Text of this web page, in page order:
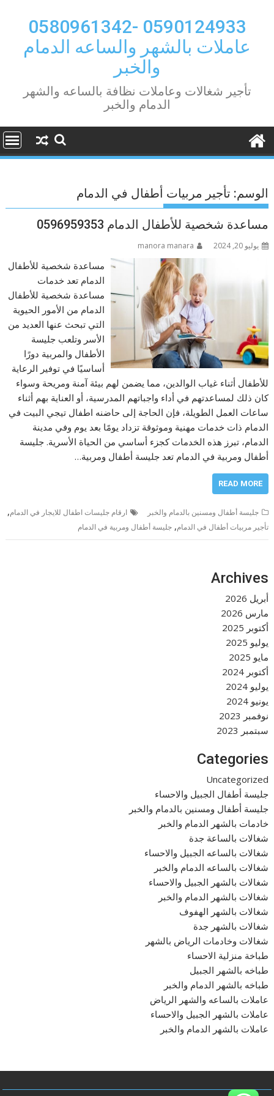
content
0590124933 -0580961342
عاملات بالشهر والساعه الدمام
والخبر
تأجير شغالات وعاملات نظافة بالساعه والشهر
الدمام والخبر
الوسم: تأجير مربيات أطفال في الدمام
مساعدة شخصية للأطفال الدمام 0596959353
يوليو 20, 2024 manora manara
مساعدة شخصية للأطفال
الدمام تعد خدمات
مساعدة شخصية للأطفال
الدمام من الأمور الحيوية
التي تبحث عنها العديد من
الأسر وتلعب جليسة
الأطفال والمربية دورًا
أساسيًا في توفير الرعاية
للأطفال أثناء غياب الوالدين، مما يضمن لهم بيئة آمنة ومريحة وسواء
كان ذلك لمساعدتهم في أداء واجباتهم المدرسية، أو العناية بهم أثناء
ساعات العمل الطويلة، فإن الحاجة إلى حاضنه اطفال تيجي البيت في
الدمام ذات خدمات مهنية وموثوقة تزداد يومًا بعد يوم وفي مدينة
الدمام، تبرز هذه الخدمات كجزء أساسي من الحياة الأسرية. جليسة
أطفال ومربية في الدمام تعد جليسة أطفال ومربية…
READ MORE
جليسة أطفال ومسنين بالدمام والخبر ارقام جليسات اطفال للايجار في الدمام,
تأجير مربيات أطفال في الدمام,جليسة أطفال ومربية في الدمام
Archives
أبريل 2026
مارس 2026
أكتوبر 2025
يوليو 2025
مايو 2025
أكتوبر 2024
يوليو 2024
يونيو 2024
نوفمبر 2023
سبتمبر 2023
Categories
Uncategorized
جليسة أطفال الجبيل والاحساء
جليسة أطفال ومسنين بالدمام والخبر
خادمات بالشهر الدمام والخبر
شغالات بالساعة جدة
شغالات بالساعه الجبيل والاحساء
شغالات بالساعه الدمام والخبر
شغالات بالشهر الجبيل والاحساء
شغالات بالشهر الدمام والخبر
شغالات بالشهر الهفوف
شغالات بالشهر جدة
شغالات وخادمات الرياض بالشهر
طباخة منزلية الاحساء
طباخه بالشهر الجبيل
طباخه بالشهر الدمام والخبر
عاملات بالساعه والشهر الرياض
عاملات بالشهر الجبيل والاحساء
عاملات بالشهر الدمام والخبر